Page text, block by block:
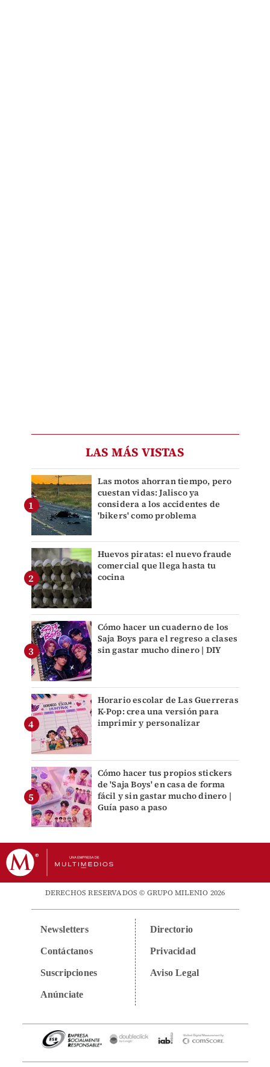
LAS MÁS VISTAS
Las motos ahorran tiempo, pero
cuestan vidas: Jalisco ya
considera a los accidentes de
'bikers' como problema
Huevos piratas: el nuevo fraude
comercial que llega hasta tu
cocina
Cómo hacer un cuaderno de los
Saja Boys para el regreso a clases
sin gastar mucho dinero | DIY
Horario escolar de Las Guerreras
K-Pop: crea una versión para
imprimir y personalizar
Cómo hacer tus propios stickers
de 'Saja Boys' en casa de forma
fácil y sin gastar mucho dinero |
Guía paso a paso
DERECHOS RESERVADOS © GRUPO MILENIO 2026
Newsletters
Contáctanos
Suscripciones
Anúnciate
Directorio
Privacidad
Aviso Legal